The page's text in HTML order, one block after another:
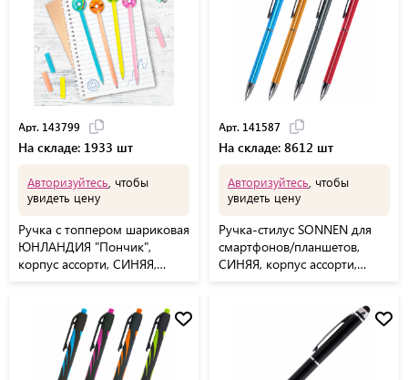
Арт. 143799
На складе: 1933 шт
Авторизуйтесь , чтобы
увидеть цену
Ручка с топпером шариковая
ЮНЛАНДИЯ "Пончик",
корпус ассорти, СИНЯЯ,
Арт. 141587
На складе: 8612 шт
Авторизуйтесь , чтобы
увидеть цену
Ручка-стилус SONNEN для
смартфонов/планшетов,
СИНЯЯ, корпус ассорти,